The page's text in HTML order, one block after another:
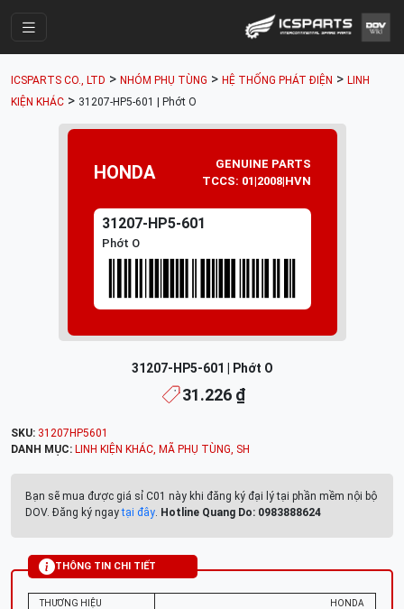
Cửa Hàng
Parts Catalogue
Mã Phụ Tùng
ICSPARTS CO., LTD > NHÓM PHỤ TÙNG > HỆ THỐNG PHÁT ĐIỆN > LINH
KIỆN KHÁC > 31207-HP5-601 | Phớt O
HONDA
GENUINE PARTS
TCCS: 01|2008|HVN
31207-HP5-601
Phớt O
31207-HP5-601 | Phớt O
31.226 ₫
SKU: 31207HP5601
DANH MỤC: LINH KIỆN KHÁC, MÃ PHỤ TÙNG, SH
Bạn sẽ mua được giá sỉ C01 này khi đăng ký đại lý tại phần mềm nội bộ
DOV. Đăng ký ngaytại đây. Hotline Quang Do: 0983888624
THÔNG TIN CHI TIẾT
THƯƠNG HIỆU
HONDA